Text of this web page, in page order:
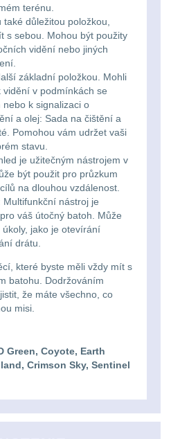
38
3
66
terénu.
důležitou položkou,
s sebou. Mohou být použity
vidění nebo jiných
základní položkou. Mohli
vidění v podmínkách se
k signalizaci o
a olej: Sada na čištění a
Pomohou vám udržet vaši
stavu.
je užitečným nástrojem v
být použit pro průzkum
na dlouhou vzdálenost.
nástroj je
váš útočný batoh. Může
jako je otevírání
drátu.
které byste měli vždy mít s
batohu. Dodržováním
že máte všechno, co
misi.
Green, Coyote, Earth
Crimson Sky, Sentinel